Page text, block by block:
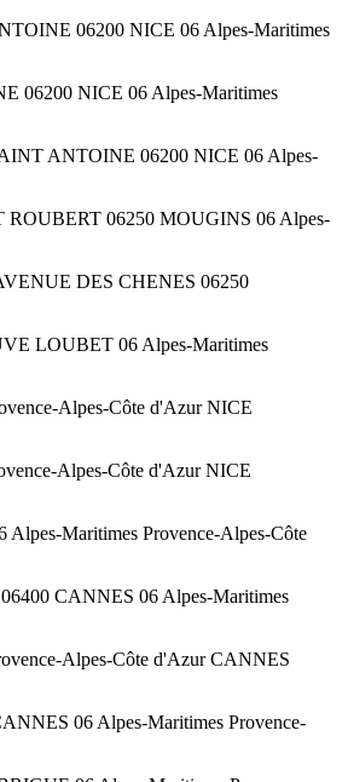
06200 NICE 06 Alpes-Maritimes
06200 NICE 06 Alpes-Maritimes
ANTOINE 06200 NICE 06 Alpes-
ROUBERT 06250 MOUGINS 06 Alpes-
DES CHENES 06250
LOUBET 06 Alpes-Maritimes
Alpes-Côte d'Azur NICE
Alpes-Côte d'Azur NICE
Maritimes Provence-Alpes-Côte
CANNES 06 Alpes-Maritimes
Alpes-Côte d'Azur CANNES
06 Alpes-Maritimes Provence-